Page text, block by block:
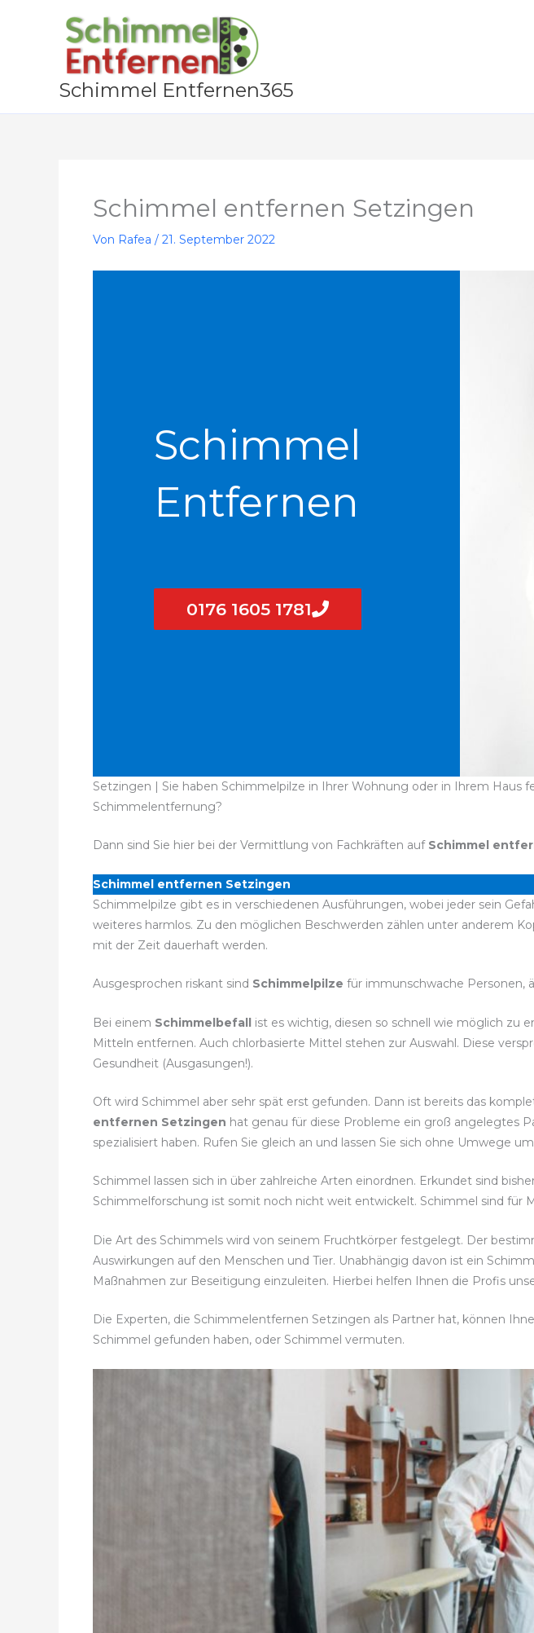
Schimmel Entfernen365
Schimmel entfernen Setzingen
Von Rafea / 21. September 2022
Schimmel
Entfernen
0176 1605 1781
Setzingen | Sie haben Schimmelpilze in Ihrer Wohnung oder in Ihrem Haus
Schimmelentfernung?
Dann sind Sie hier bei der Vermittlung von Fachkräften auf Schimmel
Schimmel entfernen Setzingen
Schimmelpilze gibt es in verschiedenen Ausführungen, wobei jeder sein
weiteres harmlos. Zu den möglichen Beschwerden zählen unter anderem
mit der Zeit dauerhaft werden.
Ausgesprochen riskant sind Schimmelpilze für immunschwache Personen,
Bei einem Schimmelbefall ist es wichtig, diesen so schnell wie möglich zu
Mitteln entfernen. Auch chlorbasierte Mittel stehen zur Auswahl. Diese
Gesundheit (Ausgasungen!).
Oft wird Schimmel aber sehr spät erst gefunden. Dann ist bereits das
entfernen Setzingen hat genau für diese Probleme ein groß angelegtes
spezialisiert haben. Rufen Sie gleich an und lassen Sie sich ohne Umwege
Schimmel lassen sich in über zahlreiche Arten einordnen. Erkundet sind
Schimmelforschung ist somit noch nicht weit entwickelt. Schimmel sind für
Die Art des Schimmels wird von seinem Fruchtkörper festgelegt. Der
Auswirkungen auf den Menschen und Tier. Unabhängig davon ist ein
Maßnahmen zur Beseitigung einzuleiten. Hierbei helfen Ihnen die Profis
Die Experten, die Schimmelentfernen Setzingen als Partner hat, können
Schimmel gefunden haben, oder Schimmel vermuten.